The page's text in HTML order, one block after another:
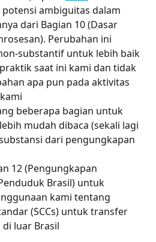
ambiguitas dalam
dari Bagian 10 (Dasar
Perubahan ini
substantif untuk lebih baik
saat ini kami dan tidak
apa pun pada aktivitas
beberapa bagian untuk
mudah dibaca (sekali lagi
dari pengungkapan
12 (Pengungkapan
Brasil) untuk
kami tentang
(SCCs) untuk transfer
luar Brasil